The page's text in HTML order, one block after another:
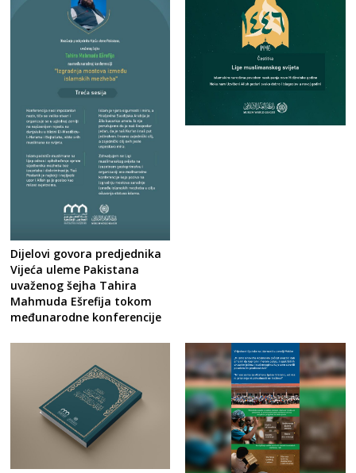
Dijelovi govora predjednika
Vijeća uleme Pakistana
uvaženog šejha Tahira
Mahmuda Ešrefija tokom
međunarodne konferencije